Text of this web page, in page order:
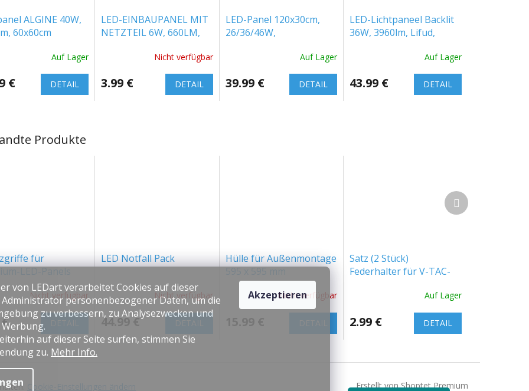
von LEDart verarbeitet Cookies auf dieser
Administrator personenbezogener Daten, um die
zu verbessern, zu Analysezwecken und
auf dieser Seite surfen, stimmen Sie
zu. Mehr Info.
Akzeptieren
Produkte
für
Nicht verfügbar
LED Notfall Pack
Nicht verfügbar
44.99 €
Hülle für Außenmontage
Nicht verfügbar
Satz (2 Stück)
Federhalter für V-TAC-
Auf Lager
2.99 € DETAIL
Nächstes
Produkt
ALGINE 40W,
60x60cm
Auf Lager
€ DETAIL
LED-EINBAUPANEL MIT
NETZTEIL 6W, 660LM,
QUADRATISCH,
SAMSUNG CHIP
Nicht verfügbar
3.99 € DETAIL
LED-Panel 120x30cm,
26/36/46W,
[SLI035083CCT_PW]Auf Lager
39.99 € DETAIL
LED-Lichtpaneel Backlit
36W, 3960lm, Lifud,
Auf Lager
43.99 € DETAIL
Erstellt von Shoptet Premium